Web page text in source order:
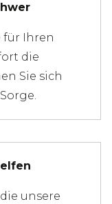
für Ihren
die
Sie sich
unsere